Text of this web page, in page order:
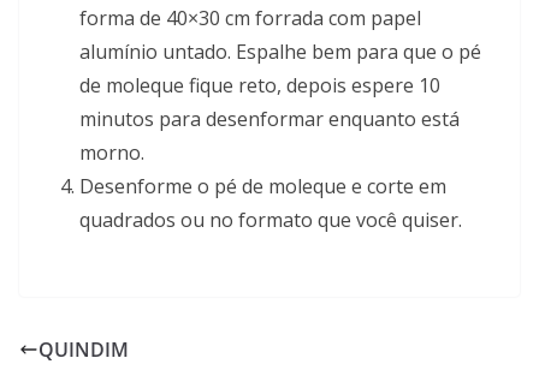
forma de 40×30 cm forrada com papel
alumínio untado. Espalhe bem para que o pé
de moleque fique reto, depois espere 10
minutos para desenformar enquanto está
morno.
Desenforme o pé de moleque e corte em
quadrados ou no formato que você quiser.
QUINDIM